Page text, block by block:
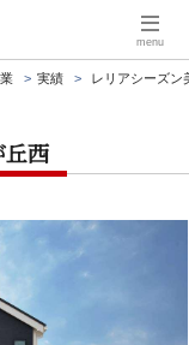
menu
実績 レリアシーズン
丘西